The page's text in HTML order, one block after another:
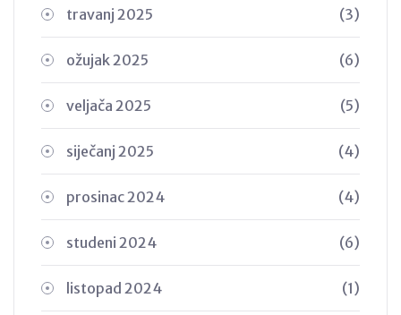
travanj 2025 (3)
ožujak 2025 (6)
veljača 2025 (5)
siječanj 2025 (4)
prosinac 2024 (4)
studeni 2024 (6)
listopad 2024 (1)